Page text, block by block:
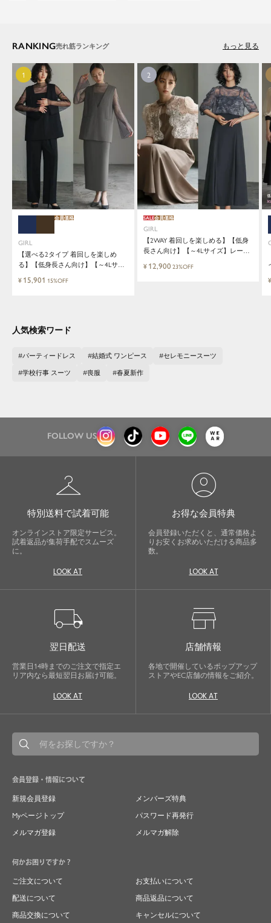
RANKING もっと見る
GIRL
【選べる2タイプ 着回しを楽しめ
る】【低身長さん向け】【～4Lサイ
ス&タイトスカートorワイドパンツ
会員価格
¥ 15,901 15%OFF
GIRL
【2WAY 着回しを楽しめる】【低身
長さん向け】【～4Lサイズ】レース
ースセットロング結婚式ワンピース
SALE会員価格
¥ 12,900 23%OFF
¥
人気検索ワード
パーティードレス 結婚式 ワンピース セレモニースーツ
学校行事 スーツ 喪服 春夏新作
FOLLOW US
checkroom
特別送料で試着可能
オンラインストア限定サービス。
試着返品が集荷手配でスムーズ
に。
LOOK AT
account_circle
お得な会員特典
会員登録いただくと、通常価格よ
りお安くお求めいただける商品多
数。
LOOK AT
local_shipping
翌日配送
営業日14時までのご注文で指定エ
リア内なら最短翌日お届け可能。
LOOK AT
store
店舗情報
各地で開催しているポップアップ
ストアやEC店舗の情報をご紹介。
LOOK AT
会員登録・情報について
新規会員登録
メンバーズ特典
Myページトップ
パスワード再発行
メルマガ登録
メルマガ解除
何かお困りですか？
ご注文について
お支払いについて
配送について
商品返品について
商品交換について
キャンセルについて